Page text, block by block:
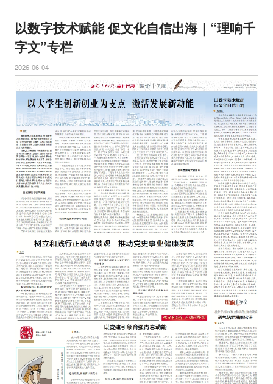
以数字技术赋能 促文化自信出海｜“理响千
字文”专栏
2026-06-04